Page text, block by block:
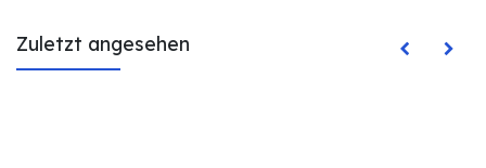
Zuletzt angesehen